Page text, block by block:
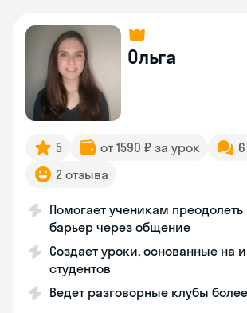
Ольга
5 от 1590 ₽ за урок
2 отзыва
Помогает ученикам
барьер через общение
Создает уроки, основанные на
студентов
Ведет разговорные клубы